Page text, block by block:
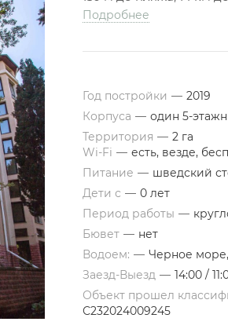
Подробнее
Год постройки — 2019
Корпуса — один 5-
Территория — 2 га
Wi-Fi — есть, везде,
Питание — шведский
Дети с — 0 лет
Период работы —
Бювет — нет
Водоем: — Черное
Заезд-Выезд — 14:00 /
Объект прошел
С232024009245